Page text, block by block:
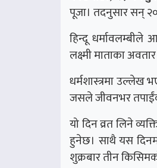
पूजा। तदनुसार सन्
हिन्दू
लक्ष्मी माताका
धर्मशास्त्रमा उल्लेख
जसले जीवनभर
यो दिन व्रत लिने
हुनेछ। साथै यस दिनमा
शुक्रबार तीन